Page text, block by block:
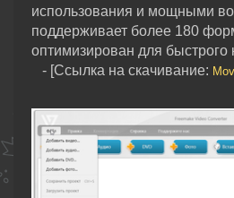
использования и мощными
поддерживает более 180
оптимизирован для быстрого
- [Ссылка на скачивание: